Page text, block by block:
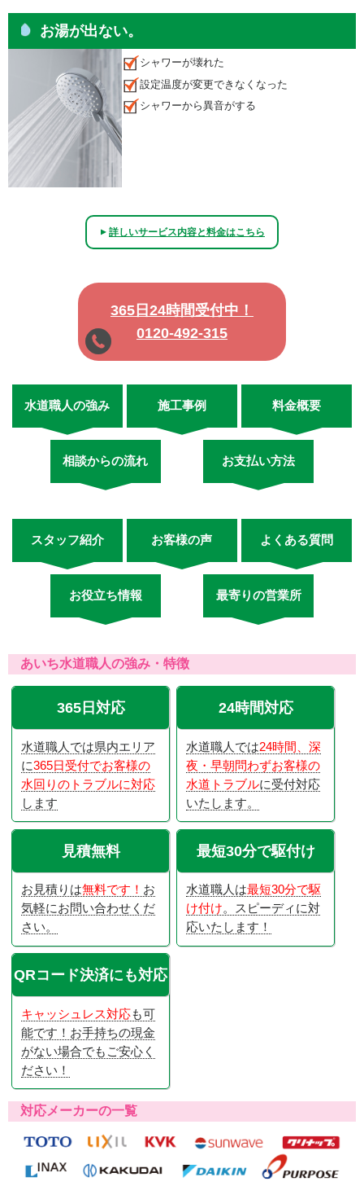
お湯が出ない。
シャワーが壊れた
設定温度が変更できなくなった
シャワーから異音がする
▲詳しいサービス内容と料金はこちら
365日24時間受付中！
0120-492-315
水道職人の強み 施工事例 料金概要
相談からの流れ お支払い方法
スタッフ紹介 お客様の声 よくある質問
お役立ち情報 最寄りの営業所
あいち水道職人の強み・特徴
365日対応
水道職人では県内エリア
に365日受付でお客様の
水回りのトラブルに対応
します
24時間対応
水道職人では24時間、深
夜・早朝問わずお客様の
水道トラブルに受付対応
いたします。
見積無料
お見積りは無料です！ お
気軽にお問い合わせくだ
さい。
最短30分で駆付け
水道職人は最短30分で駆
け付け。スピーディに対
応いたします！
QRコード決済にも対応
キャッシュレス対応も可
能です！お手持ちの現金
がない場合でもご安心く
ださい！
対応メーカーの一覧